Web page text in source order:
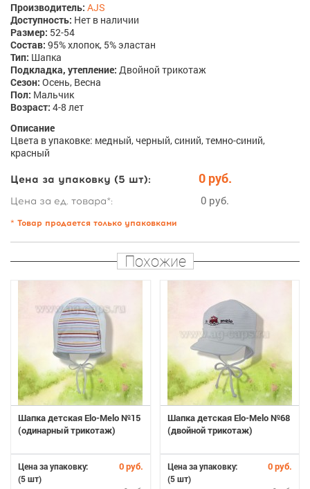
Производитель: AJS
Доступность: Нет в наличии
Размер: 52-54
Состав: 95% хлопок, 5% эластан
Тип: Шапка
Подкладка, утепление: Двойной трикотаж
Сезон: Осень, Весна
Пол: Мальчик
Возраст: 4-8 лет
Описание
Цвета в упаковке: медный, черный, синий, темно-синий,
красный
Цена за упаковку (5 шт): 0 руб.
Цена за ед. товара*: 0 руб.
* Товар продается только упаковками
Похожие
Шапка детская Elo-Melo №15
(одинарный трикотаж)
Цена за упаковку: 0 руб.
(5 шт)
Шапка детская Elo-Melo №68
(двойной трикотаж)
Цена за упаковку: 0 руб.
(5 шт)